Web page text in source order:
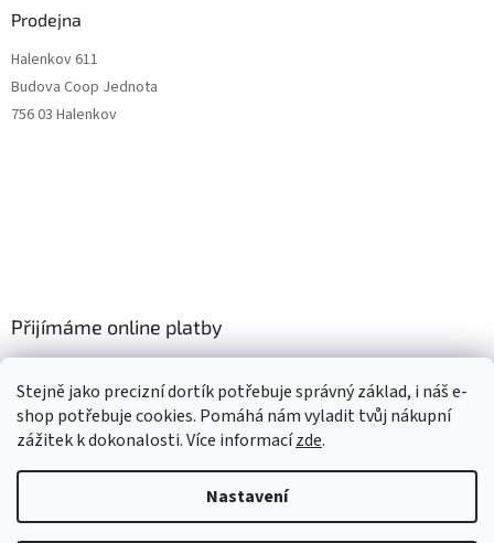
Stejně jako precizní dortík potřebuje správný základ, i náš e-
shop potřebuje cookies. Pomáhá nám vyladit tvůj nákupní
zážitek k dokonalosti. Více informacízde.
Nastavení
Prodejna
Halenkov 611
Budova Coop Jednota
756 03 Halenkov
Přijímáme online platby